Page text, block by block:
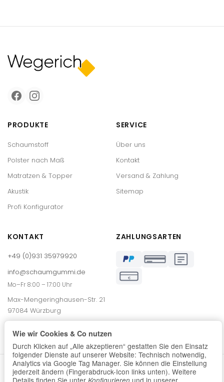
PRODUKTE
Schaumstoff
Polster nach Maß
Matratzen & Topper
Akustik
Profi Konfigurator
SERVICE
Über uns
Kontakt
Versand & Zahlung
Sitemap
KONTAKT
+49 (0)931 35979920
info@schaumgummi.de
Mo–Fr 8:00 – 17:00 Uhr
Max-Mengeringhausen-Str. 21
97084 Würzburg
ZAHLUNGSARTEN
€
Alle Preise inkl. gesetzlicher USt., zzgl.Versand
© Schaumstoffe Wegerich GmbH
Wie wir Cookies & Co nutzen
Durch Klicken auf „Alle akzeptieren“ gestatten Sie den Einsatz
folgender Dienste auf unserer Website: Technisch notwendig,
Analytics via Google Tag Manager. Sie können die Einstellung
jederzeit ändern (Fingerabdruck-Icon links unten). Weitere